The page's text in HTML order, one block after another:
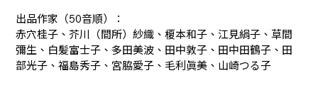
出品作家（50音順）：
赤穴桂子、芥川（間所）紗織、榎本和子、江見絹子、草間
彌生、白髪富士子、多田美波、田中敦子、田中田鶴子、田
部光子、福島秀子、宮脇愛子、毛利眞美、山崎つる子